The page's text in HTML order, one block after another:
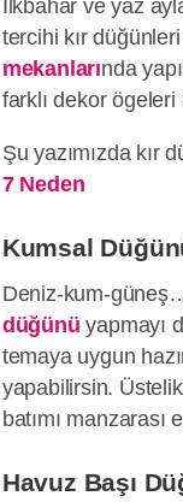
İlkbahar ve yaz
tercihi kır
mekanlarında
farklı dekor
Şu yazımızda kır
7 Neden
Kumsal
Deniz-kum-
düğünü yapmayı
temaya uygun
yapabilirsin.
batımı manzarası
Havuz Başı